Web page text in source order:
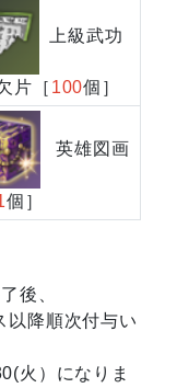
上級武功
片 ［ 100個］
英雄図画
個］
後、
以降順次付与い
火）になりま